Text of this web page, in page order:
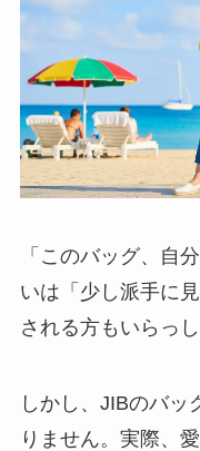
「このバッグ、自
いは「少し派手に
される方もいらっ
しかし、JIBのバッ
りません。実際、